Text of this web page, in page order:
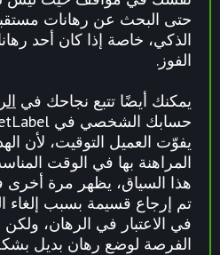
حتى البحث عن رهانات
الذكي، خاصة إذا كان أحد
الفوز.
يمكنك أيضًا تتبع نجاحك في
يفوّت العميل التوقيت، لأن
المراهنة بها في الوقت
هذا السياق، يظهر مرة أخرى
تم إرجاع قسيمة بسبب إلغاء
في الاعتبار في الرهان،
الفرصة لوضع رهان بديل